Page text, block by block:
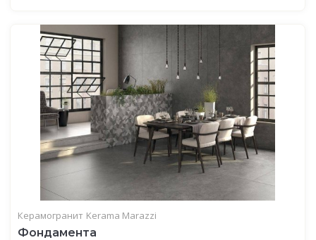
Керамогранит Kerama Marazzi
Фондамента